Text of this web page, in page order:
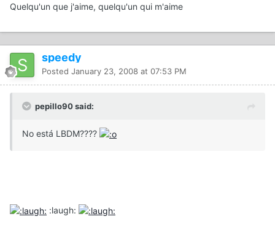
Quelqu'un que j'aime, quelqu'un qui m'aime
speedy
Posted January 23, 2008 at 07:53 PM
pepillo90 said:
No está LBDM????
:laugh: